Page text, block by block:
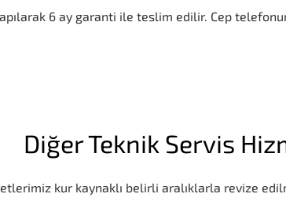
6 ay garanti ile teslim edilir. Cep
Diğer Teknik Servis
kur kaynaklı belirli aralıklarla revize